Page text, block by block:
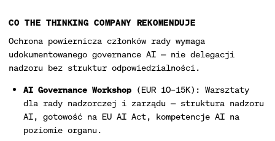
CO THE THINKING COMPANY REKOMENDUJE
Ochrona powiernicza członków rady wymaga
udokumentowanego governance AI — nie delegacji
nadzoru bez struktur odpowiedzialności.
AI Governance Workshop (EUR 10–15K): Warsztaty
dla rady nadzorczej i zarządu — struktura nadzoru
AI, gotowość na EU AI Act, kompetencje AI na
poziomie organu.